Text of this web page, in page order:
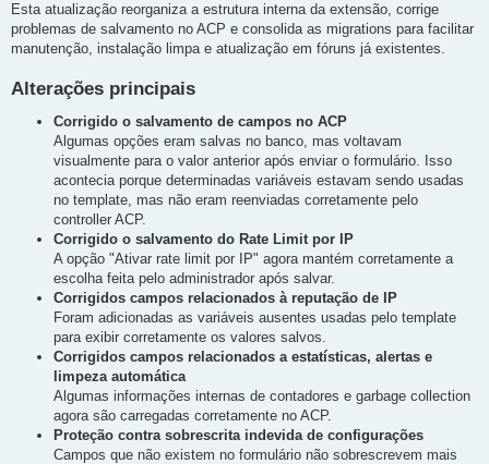
s
t
a
p
o
a
g
m
Esta atualização reorganiza a estrutura interna da extensão, corrige
problemas de salvamento no ACP e consolida as migrations para facilitar
manutenção, instalação limpa e atualização em fóruns já existentes.
Alterações principais
Corrigido o salvamento de campos no ACP
Algumas opções eram salvas no banco, mas voltavam
visualmente para o valor anterior após enviar o formulário. Isso
acontecia porque determinadas variáveis estavam sendo usadas
no template, mas não eram reenviadas corretamente pelo
controller ACP.
Corrigido o salvamento do Rate Limit por IP
A opção "Ativar rate limit por IP" agora mantém corretamente a
escolha feita pelo administrador após salvar.
Corrigidos campos relacionados à reputação de IP
Foram adicionadas as variáveis ausentes usadas pelo template
para exibir corretamente os valores salvos.
Corrigidos campos relacionados a estatísticas, alertas e
limpeza automática
Algumas informações internas de contadores e garbage collection
agora são carregadas corretamente no ACP.
Proteção contra sobrescrita indevida de configurações
Campos que não existem no formulário não sobrescrevem mais